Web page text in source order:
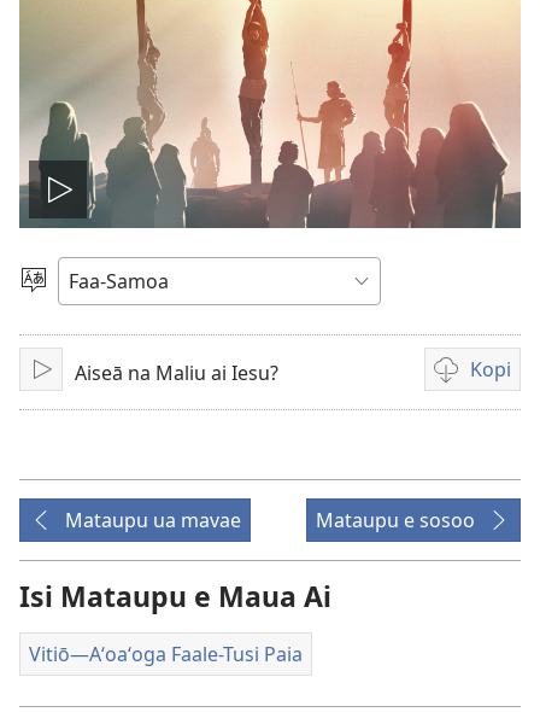
Ki
le
vitiō
Filifili
Gagana
Tā Aiseā na Maliu ai Iesu? Kopi
Auala
e
vitiō
Mataupu ua mavae Mataupu e sosoo
Isi Mataupu e Maua Ai
Vitiō​—Aʻoaʻoga Faale-Tusi Paia